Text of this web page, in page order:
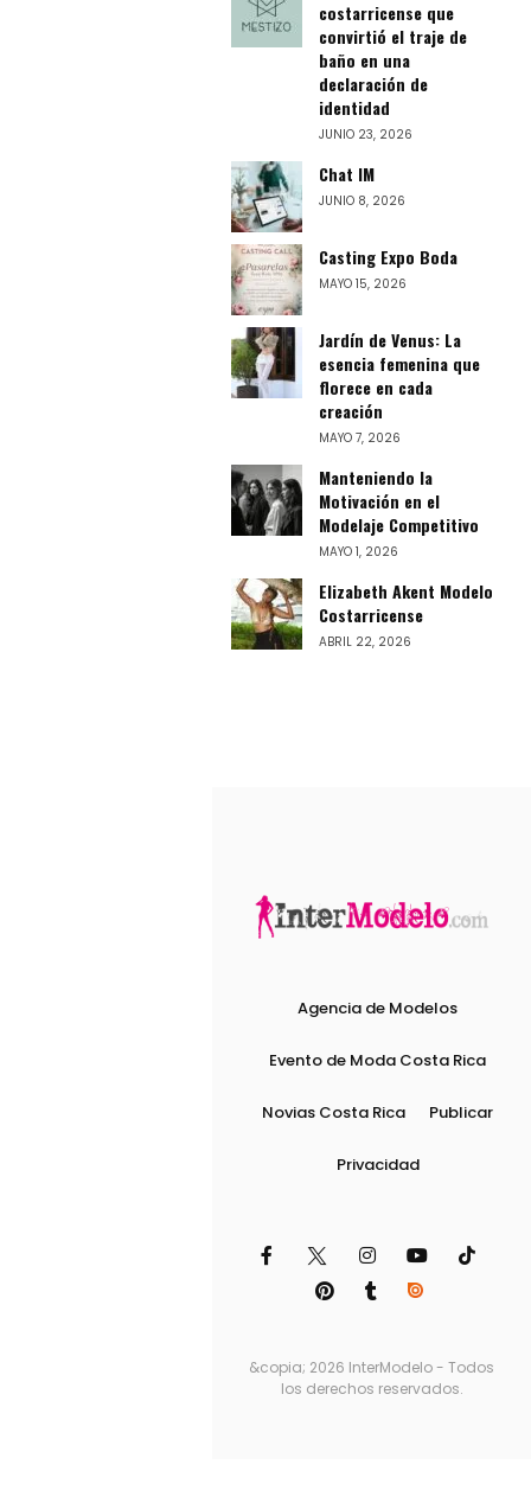
costarricense que
convirtió el traje de
baño en una
declaración de
identidad
JUNIO 23, 2026
Chat IM
JUNIO 8, 2026
Casting Expo Boda
MAYO 15, 2026
Jardín de Venus: La
esencia femenina que
florece en cada
creación
MAYO 7, 2026
Manteniendo la
Motivación en el
Modelaje Competitivo
MAYO 1, 2026
Elizabeth Akent Modelo
Costarricense
ABRIL 22, 2026
Agencia de Modelos
Evento de Moda Costa Rica
Novias Costa Rica Publicar
Privacidad
&copia; 2026 InterModelo - Todos
los derechos reservados.